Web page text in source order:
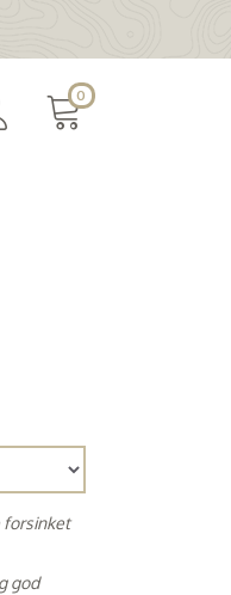
0
forsinket
god